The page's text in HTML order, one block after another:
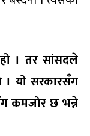
। तर सांसदले
। यो सरकारसँग
कमजोर छ भन्ने